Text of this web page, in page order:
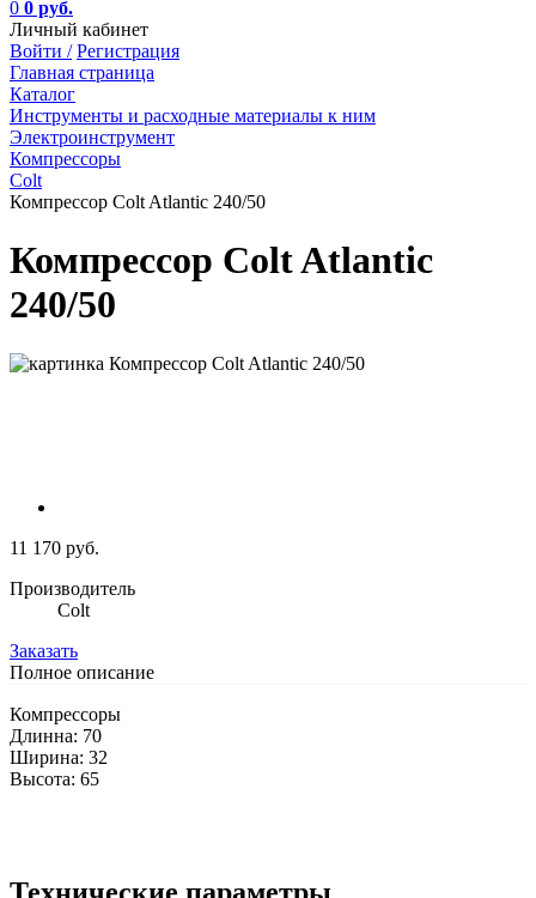
0 0 руб.
Личный кабинет
Войти / Регистрация
Главная страница
Каталог
Инструменты и расходные материалы к ним
Электроинструмент
Компрессоры
Colt
Компрессор Colt Atlantic 240/50
Компрессор Colt Atlantic
240/50
11 170 руб.
Производитель
Colt
Заказать
Полное описание
Компрессоры
Длинна: 70
Ширина: 32
Высота: 65